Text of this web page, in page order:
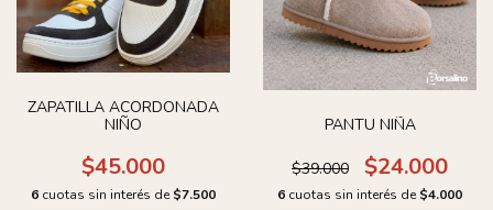
ZAPATILLA ACORDONADA
NIÑO
$45.000
6 cuotas sin interés de $7.500
PANTU NIÑA
$39.000 $24.000
6 cuotas sin interés de $4.000